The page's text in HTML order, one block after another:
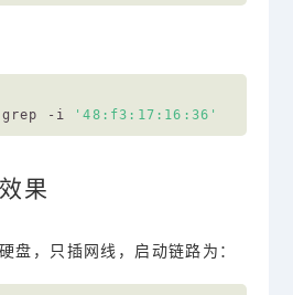
grep -i
'48:f3:17:16:36'
果
盘，只插网线，启动链路为：